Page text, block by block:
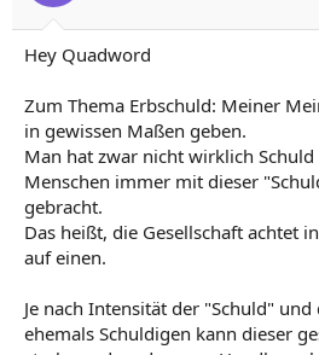
Hey Quadword
Zum Thema Erbschuld: Meiner
in gewissen Maßen geben.
Man hat zwar nicht wirklich
Menschen immer mit dieser
gebracht.
Das heißt, die Gesellschaft achtet
auf einen.
Je nach Intensität der "Schuld"
ehemals Schuldigen kann dieser